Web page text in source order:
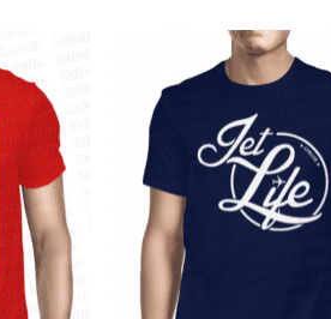
Ajouter
wishlist